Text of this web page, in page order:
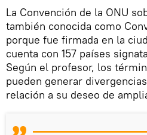
La Convención de la ONU
también conocida como
porque fue firmada en la
cuenta con 157 países
Según el profesor, los
pueden generar
relación a su deseo de